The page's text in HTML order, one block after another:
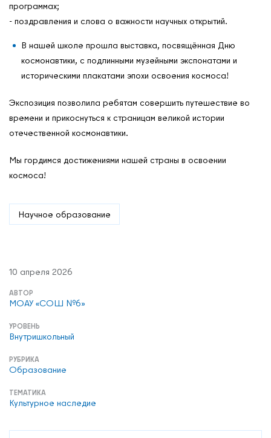
программах;
- поздравления и слова о важности научных открытий.
В нашей школе прошла выставка, посвящённая Дню
космонавтики, с подлинными музейными экспонатами и
историческими плакатами эпохи освоения космоса!
Экспозиция позволила ребятам совершить путешествие во
времени и прикоснуться к страницам великой истории
отечественной космонавтики.
Мы гордимся достижениями нашей страны в освоении
космоса!
Научное образование
10 апреля 2026
АВТОР
МОАУ «СОШ №6»
УРОВЕНЬ
Внутришкольный
РУБРИКА
Образование
ТЕМАТИКА
Культурное наследие